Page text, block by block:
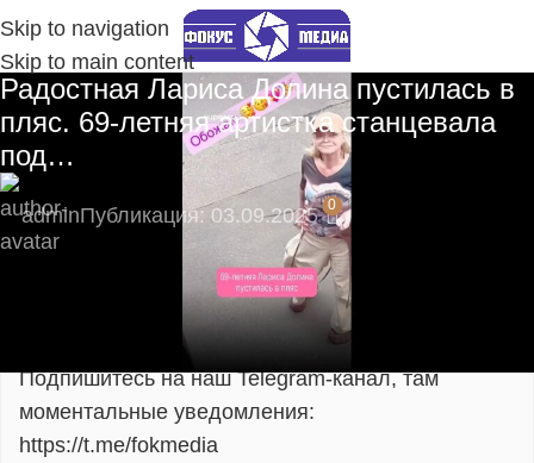
Skip to navigation
Skip to main content
Радостная Лариса Долина пустилась в
пляс. 69-летняя артистка станцевала
под…
adminПубликация: 03.09.2025 0
🔥 Пока нас мало — вы сможете напрямую
влиять на развитие сообщества!
Подпишитесь на наш Telegram-канал, там
моментальные уведомления:
https://t.me/fokmedia